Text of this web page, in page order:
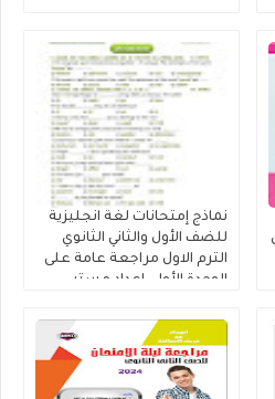
نماذج إمتحانات لغة انجليزية
للضف الأول والثاني الثانوي
الترم الاول مراجعة عامة على
الوحدة الأولى إعداد مستر